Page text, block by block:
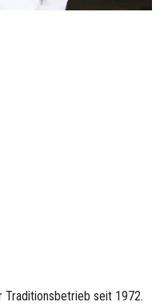
Traditionsbetrieb seit 1972.